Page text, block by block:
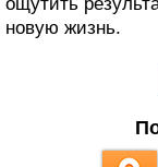
новую жизнь.